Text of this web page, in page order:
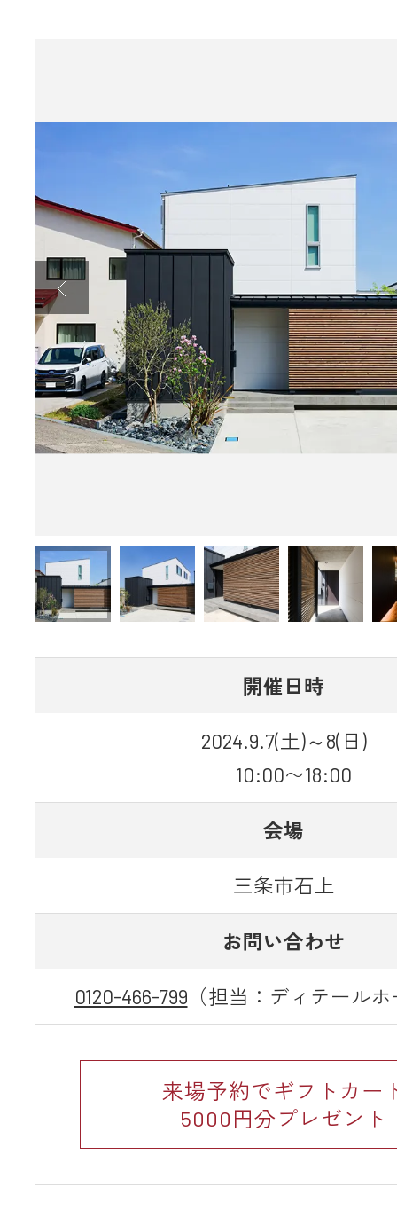
開催日時
2024.9.7(土)～8(日)
10:00〜18:00
会場
三条市石上
お問い合わせ
0120-466-799 （担当：ディテール
来場予約でギフトカー
5000円分プレゼント